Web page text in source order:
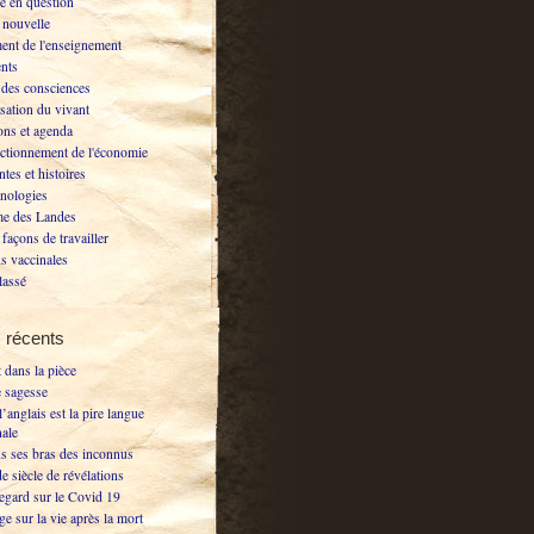
de l'enseignement
consciences
du vivant
et agenda
de l'économie
et histoires
des Landes
de travailler
vaccinales
récents
dans la pièce
est la pire langue
ses bras des inconnus
siècle de révélations
sur le Covid 19
sur la vie après la mort